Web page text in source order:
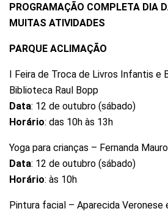
PROGRAMAÇÃO COMPLETA DIA
MUITAS ATIVIDADES
PARQUE ACLIMAÇÃO
I Feira de Troca de Livros Infantis e
Biblioteca Raul Bopp
Data: 12 de outubro (sábado)
Horário: das 10h às 13h
Yoga para crianças – Fernanda
Data: 12 de outubro (sábado)
Horário: às 10h
Pintura facial – Aparecida Veronese